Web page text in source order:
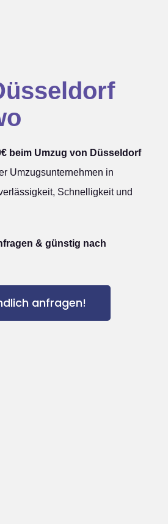
beim Umzug von Düsseldorf
Umzugsunternehmen in
Schnelligkeit und
& günstig nach
anfragen!